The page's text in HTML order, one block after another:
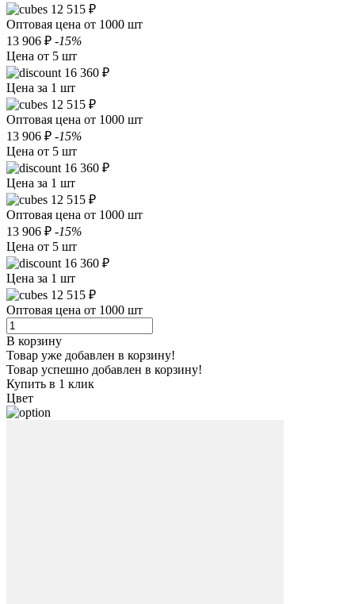
12 515 ₽
Оптовая цена от 1000 шт
13 906 ₽ -15%
Цена от 5 шт
16 360 ₽
Цена за 1 шт
12 515 ₽
Оптовая цена от 1000 шт
13 906 ₽ -15%
Цена от 5 шт
16 360 ₽
Цена за 1 шт
12 515 ₽
Оптовая цена от 1000 шт
13 906 ₽ -15%
Цена от 5 шт
16 360 ₽
Цена за 1 шт
12 515 ₽
Оптовая цена от 1000 шт
В корзину
Товар уже добавлен в корзину!
Товар успешно добавлен в корзину!
Купить в 1 клик
Цвет